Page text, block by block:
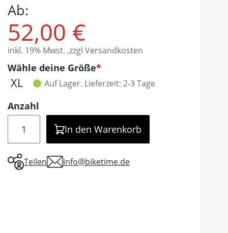
Ab:
52,00 €
inkl. 19% Mwst. ,zzgl Versandkosten
Optionen
Wähle deine Größe
It is required to select one of the available
XL Auf Lager. Lieferzeit: 2-3 Tage
Anzahl
In den Warenkorb
Teilen info@biketime.de